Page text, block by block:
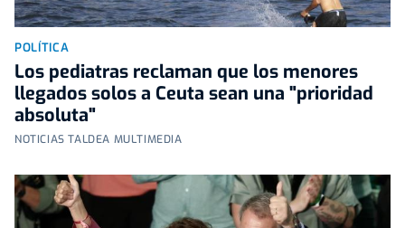
POLÍTICA
Los pediatras reclaman que los menores
llegados solos a Ceuta sean una "prioridad
absoluta"
NOTICIAS TALDEA MULTIMEDIA